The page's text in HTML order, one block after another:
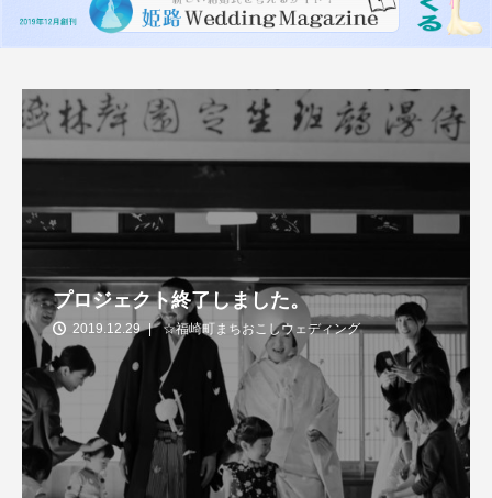
プロジェクト終了しました。
2019.12.29 ☆福崎町まちおこしウェディング